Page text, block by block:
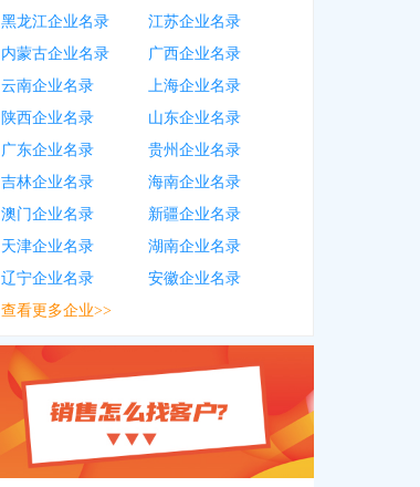
黑龙江企业名录
江苏企业名录
内蒙古企业名录
广西企业名录
云南企业名录
上海企业名录
陕西企业名录
山东企业名录
广东企业名录
贵州企业名录
吉林企业名录
海南企业名录
澳门企业名录
新疆企业名录
天津企业名录
湖南企业名录
辽宁企业名录
安徽企业名录
查看更多企业>>